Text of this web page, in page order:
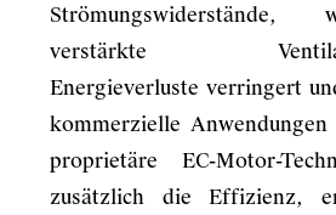
Strömungswiderstände,
verstärkte
Energieverluste verringert
kommerzielle
proprietäre EC-Motor-
zusätzlich die Effizienz,